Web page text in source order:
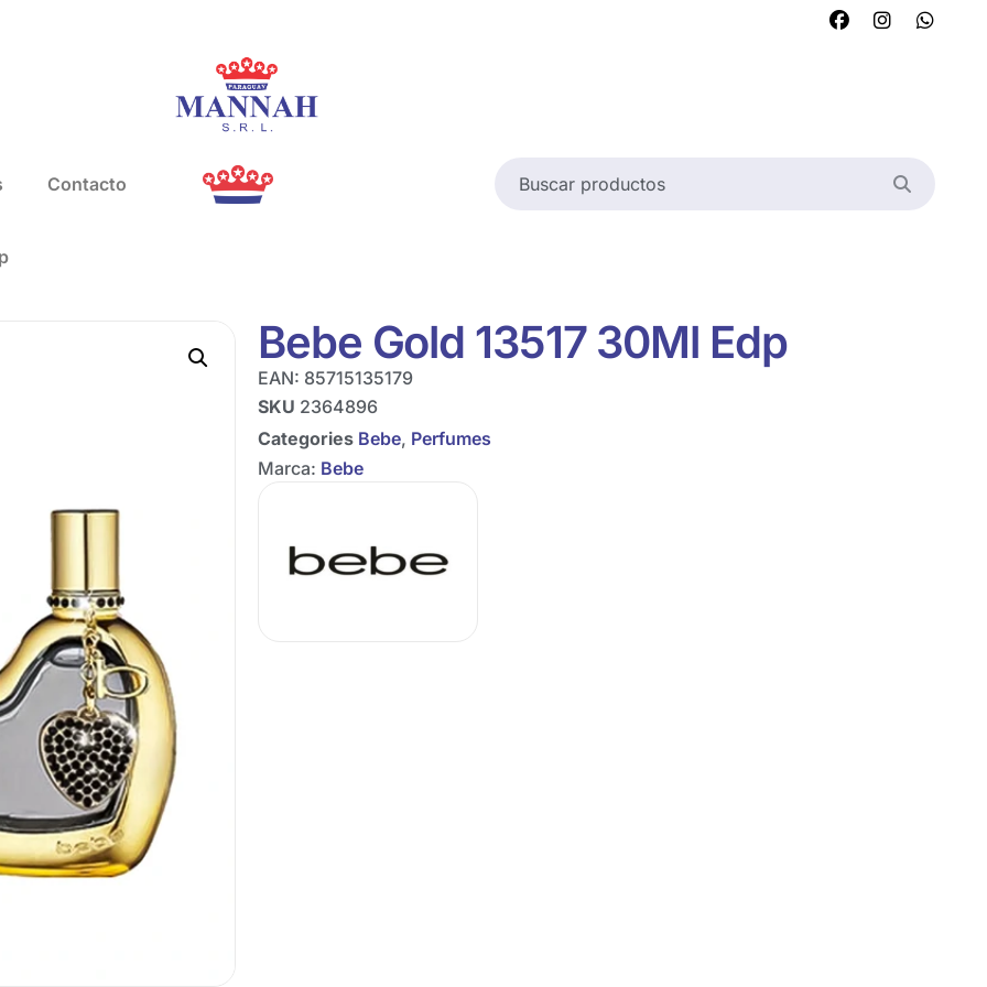
Contacto
Bebe Gold 13517 30Ml Edp
EAN: 85715135179
SKU 2364896
Categories Bebe, Perfumes
Marca: Bebe